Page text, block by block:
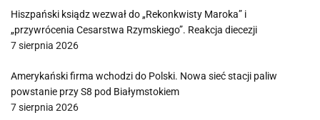
Hiszpański ksiądz wezwał do „Rekonkwisty Maroka” i
„przywrócenia Cesarstwa Rzymskiego”. Reakcja diecezji
7 sierpnia 2026
Amerykański firma wchodzi do Polski. Nowa sieć stacji paliw
powstanie przy S8 pod Białymstokiem
7 sierpnia 2026